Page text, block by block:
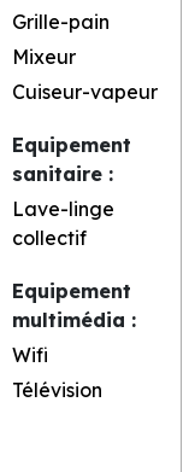
Grille-pain
Mixeur
Cuiseur-vapeur
Equipement
sanitaire :
Lave-linge
collectif
Equipement
multimédia :
Wifi
Télévision